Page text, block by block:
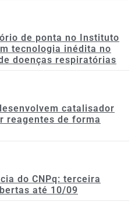
de ponta no Instituto
tecnologia inédita no
doenças respiratórias
catalisador
reagentes de forma
do CNPq: terceira
até 10/09